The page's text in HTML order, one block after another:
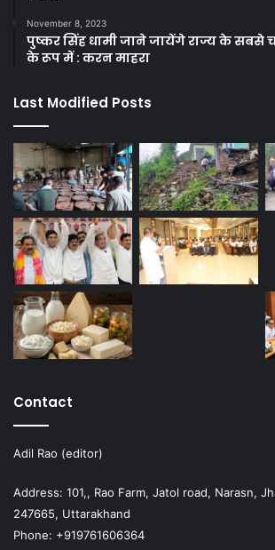
November 8, 2023
पुष्कर सिंह धामी जाने जायेंगे राज्य के सबसे
के रूप में : करन माहरा
Last Modified Posts
Contact
Adil Rao (editor)
Address: 101,, Rao Farm, Jatol road, Narasn,
247665, Uttarakhand
Phone: +919761606364